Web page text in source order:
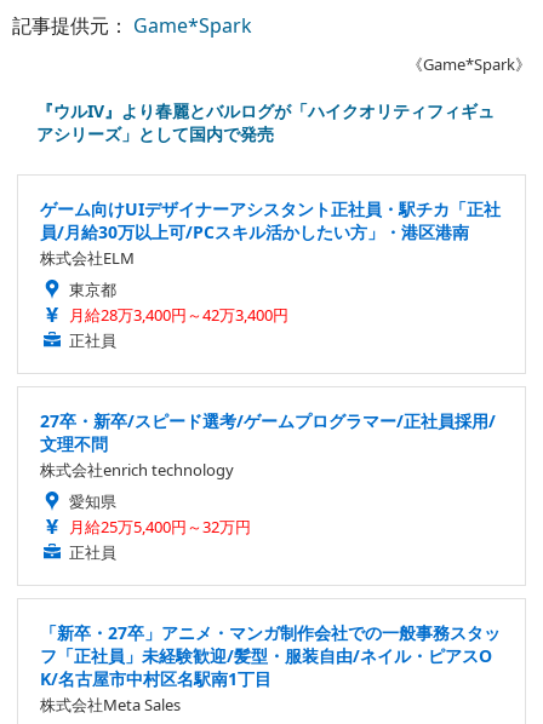
記事提供元： Game*Spark
《Game*Spark》
『ウルIV』より春麗とバルログが「ハイクオリティフィギュ
アシリーズ」として国内で発売
ゲーム向けUIデザイナーアシスタント正社員・駅チカ「正社
員/月給30万以上可/PCスキル活かしたい方」・港区港南
株式会社ELM
東京都
月給28万3,400円～42万3,400円
正社員
27卒・新卒/スピード選考/ゲームプログラマー/正社員採用/
文理不問
株式会社enrich technology
愛知県
月給25万5,400円～32万円
正社員
「新卒・27卒」アニメ・マンガ制作会社での一般事務スタッ
フ「正社員」未経験歓迎/髪型・服装自由/ネイル・ピアスO
K/名古屋市中村区名駅南1丁目
株式会社Meta Sales